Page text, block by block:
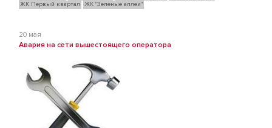
ЖК Первый квартал
ЖК "Зеленые аллеи"
20 мая
Авария на сети вышестоящего оператора